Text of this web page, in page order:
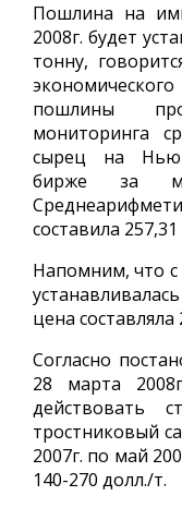
Пошлина на
2008г. будет
тонну,
пошлины
мониторинга
сырец на Нью-
бирже за
составила
Напомним, что с
цена составляла
Согласно
28 марта
действовать
тростниковый
2007г. по май
140-270 долл./т.